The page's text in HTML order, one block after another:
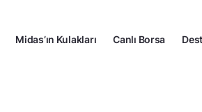
Midas’ın Kulakları Canlı Borsa